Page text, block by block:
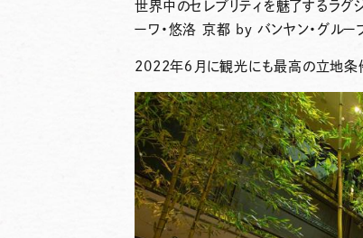
世界中のセレブリティを魅了するラグ
ーワ・悠洛 京都 by バンヤン・グルー
2022年６月に観光にも最高の立地条